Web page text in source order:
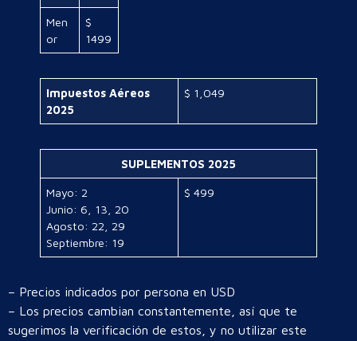
Men
or
$
1499
Impuestos Aéreos
2025
$ 1,049
SUPLEMENTOS 2025
Mayo: 2
Junio: 6, 13, 20
Agosto: 22, 29
Septiembre: 19
$ 499
– Precios indicados por persona en USD
– Los precios cambian constantemente, así que te
sugerimos la verificación de estos, y no utilizar este